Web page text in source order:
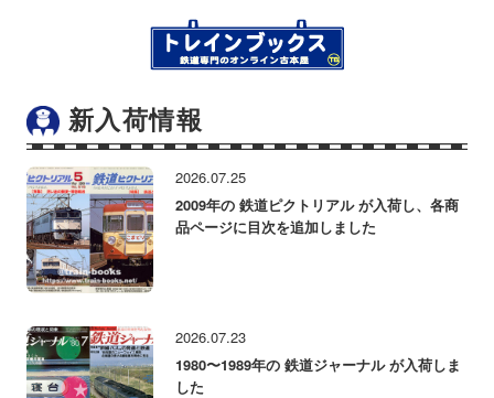
新入荷情報
2026.07.25
2009年の 鉄道ピクトリアル が入荷し、各商
品ページに目次を追加しました
2026.07.23
1980〜1989年の 鉄道ジャーナル が入荷しま
した